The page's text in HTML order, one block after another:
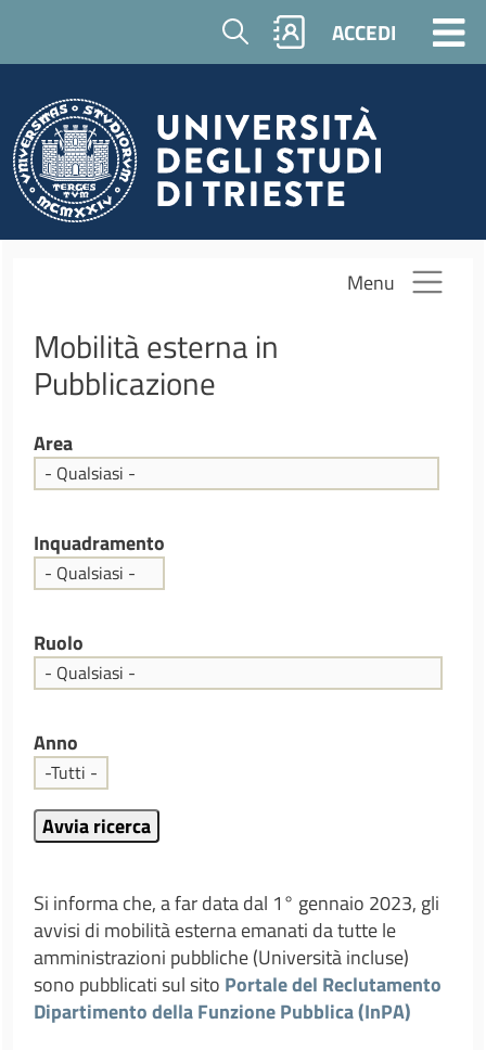
Salta al contenuto principale
Cerca ACCEDI
Menu
Mobilità esterna in
Pubblicazione
Area
Inquadramento
Ruolo
Anno
Si informa che, a far data dal 1° gennaio 2023, gli
avvisi di mobilità esterna emanati da tutte le
amministrazioni pubbliche (Università incluse)
sono pubblicati sul sito Portale del Reclutamento
Dipartimento della Funzione Pubblica (InPA)